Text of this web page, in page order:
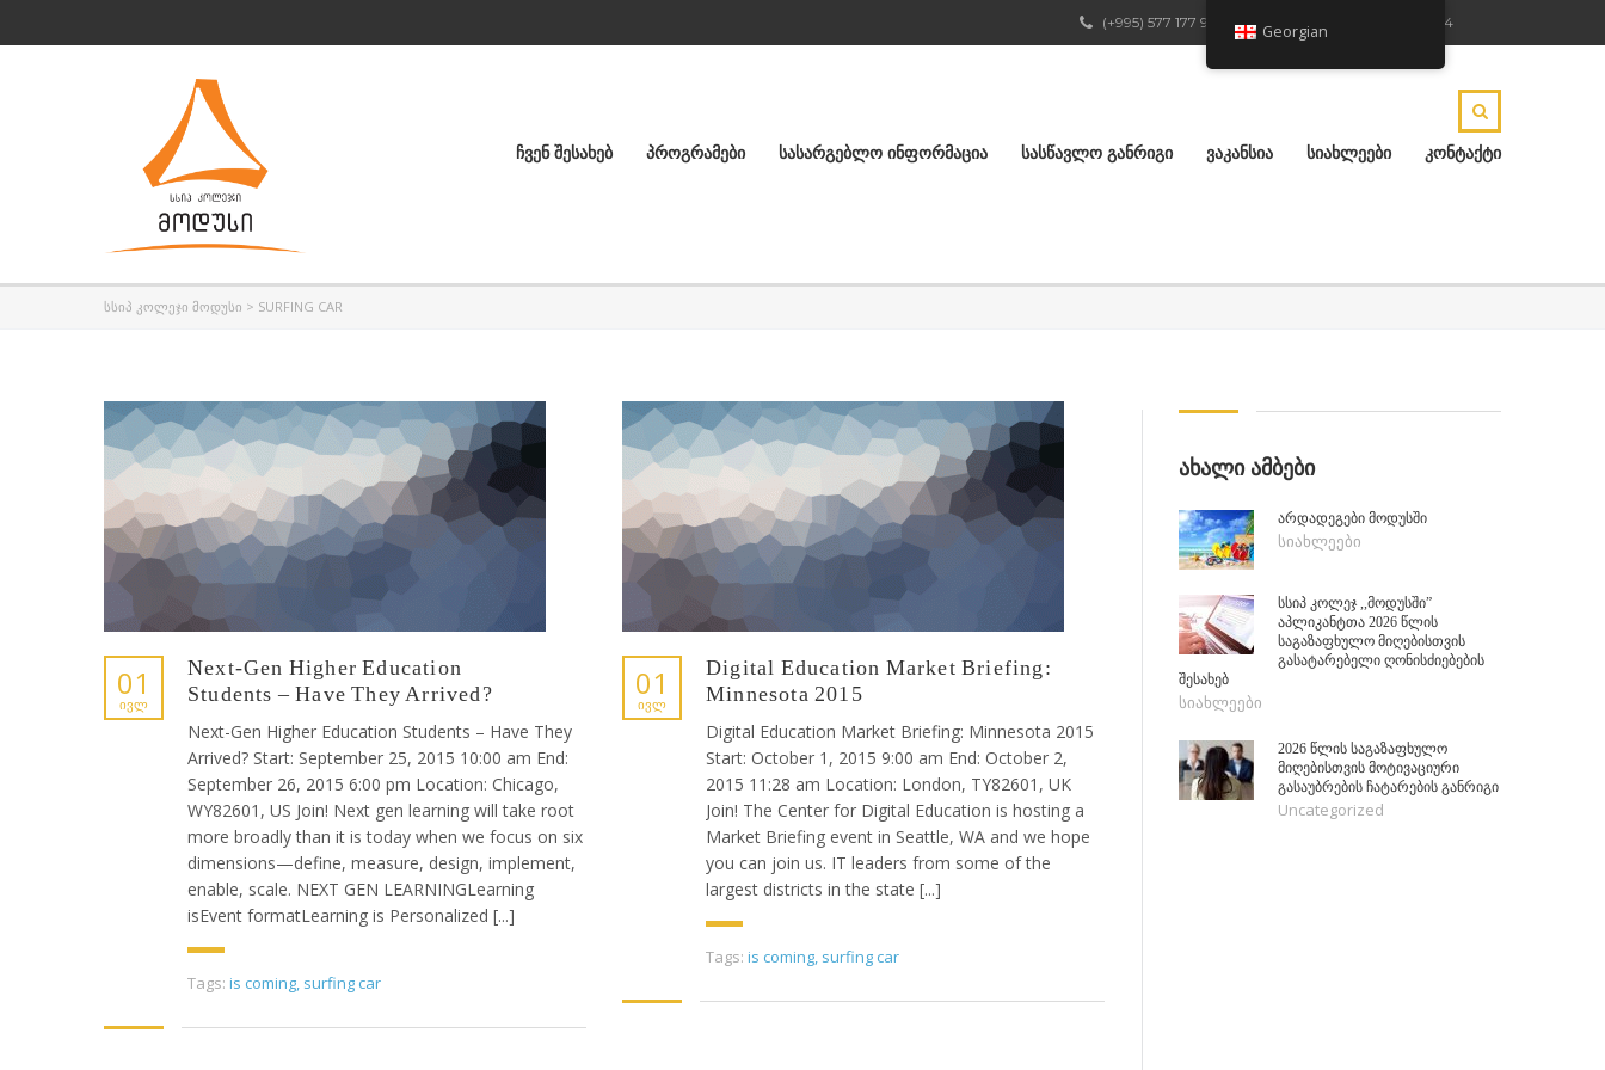
ქ.რუსთავი, ჟ.შარტავას 4
(+995) 577 177 904
ᲩᲕᲔᲜ ᲨᲔᲡᲐᲮᲔᲑ ᲞᲠᲝᲒᲠᲐᲛᲔᲑᲘ ᲡᲐᲡᲐᲠᲒᲔᲑᲚᲝ ᲘᲜᲤᲝᲠᲛᲐᲪᲘᲐ ᲡᲐᲡᲬᲐᲕᲚᲝ ᲒᲐᲜᲠᲘᲒᲘ ᲕᲐᲙᲐᲜᲡᲘᲐ ᲡᲘᲐᲮᲚᲔᲔᲑᲘ ᲙᲝᲜᲢᲐᲥᲢᲘ
ᲡᲡᲘᲞ ᲙᲝᲚᲔᲯᲘ ᲛᲝᲓᲣᲡᲘ > SURFING CAR
01
ᲘᲕᲚ
Next-Gen Higher Education
Students – Have They Arrived?
Next-Gen Higher Education Students – Have They
Arrived? Start: September 25, 2015 10:00 am End:
September 26, 2015 6:00 pm Location: Chicago,
WY82601, US Join! Next gen learning will take root
more broadly than it is today when we focus on six
dimensions—define, measure, design, implement,
enable, scale. NEXT GEN LEARNINGLearning
isEvent formatLearning is Personalized [...]
Tags: is coming surfing car
01
ᲘᲕᲚ
Digital Education Market Briefing:
Minnesota 2015
Digital Education Market Briefing: Minnesota 2015
Start: October 1, 2015 9:00 am End: October 2,
2015 11:28 am Location: London, TY82601, UK
Join! The Center for Digital Education is hosting a
Market Briefing event in Seattle, WA and we hope
you can join us. IT leaders from some of the
largest districts in the state [...]
Tags: is coming surfing car
ᲐᲮᲐᲚᲘ ᲐᲛᲑᲔᲑᲘ
არდადეგები მოდუსში
სიახლეები
სსიპ კოლეჯ ,,მოდუსში”
აპლიკანტთა 2026 წლის
საგაზაფხულო მიღებისთვის
გასატარებელი ღონისძიებების
შესახებ
სიახლეები
2026 წლის საგაზაფხულო
მიღებისთვის მოტივაციური
გასაუბრების ჩატარების განრიგი
Uncategorized
Georgian